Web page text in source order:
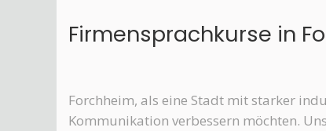
Firmensprachkurse in
Forchheim, als eine Stadt mit starker
Kommunikation verbessern möchten.